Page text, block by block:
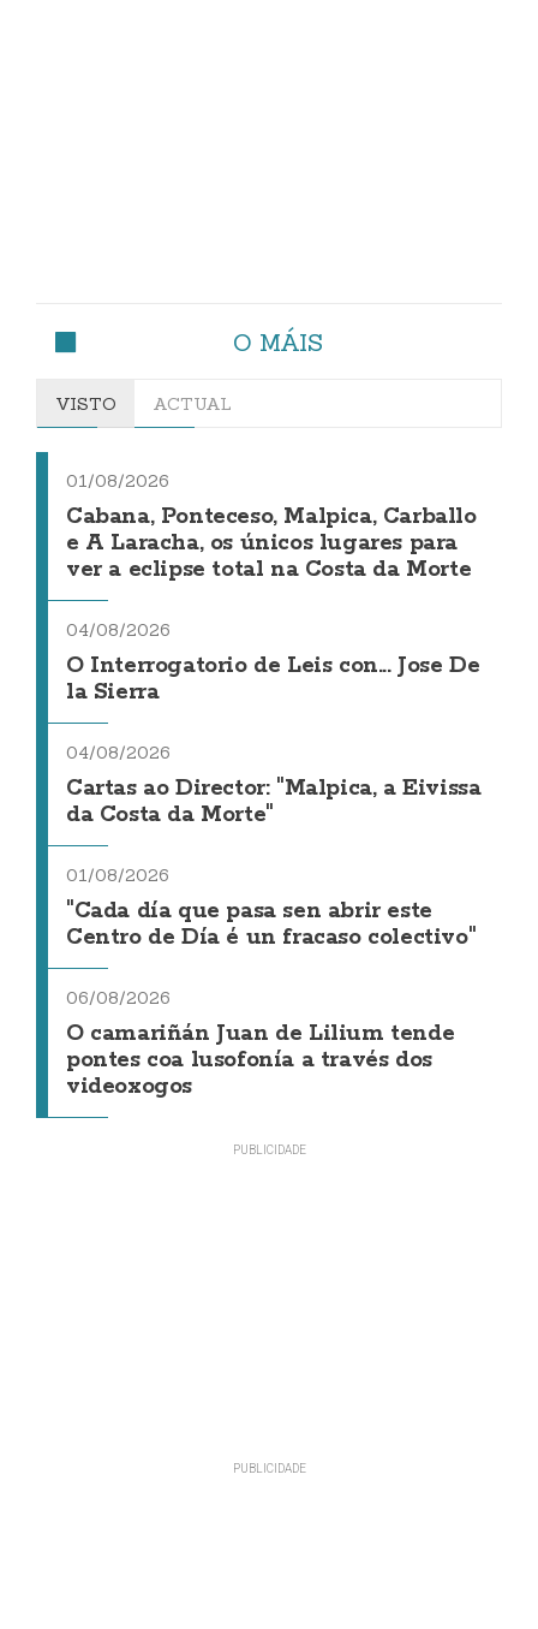
O MÁIS
VISTO ACTUAL
01/08/2026
Cabana, Ponteceso, Malpica, Carballo
e A Laracha, os únicos lugares para
ver a eclipse total na Costa da Morte
04/08/2026
O Interrogatorio de Leis con... Jose De
la Sierra
04/08/2026
Cartas ao Director: "Malpica, a Eivissa
da Costa da Morte"
01/08/2026
"Cada día que pasa sen abrir este
Centro de Día é un fracaso colectivo"
06/08/2026
O camariñán Juan de Lilium tende
pontes coa lusofonía a través dos
videoxogos